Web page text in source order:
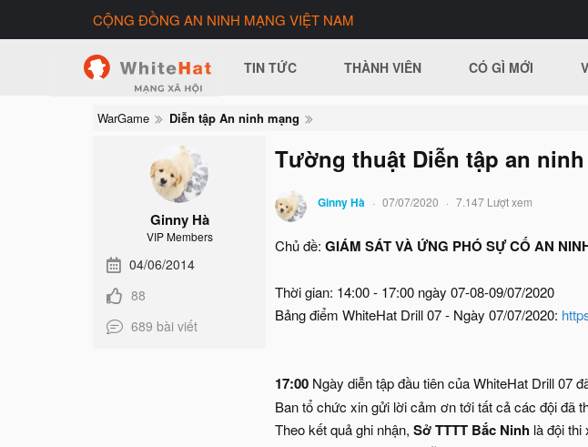
CỘNG ĐỒNG AN NINH MẠNG VIỆT NAM
TIN TỨC THÀNH VIÊN CÓ GÌ MỚI
WarGame Diễn tập An ninh mạng
Ginny Hà
VIP Members
04/06/2014
88
689 bài viết
Tường thuật Diễn tập an
Ginny Hà 07/07/2020 7.147 Lượt xem
Chủ đề: GIÁM SÁT VÀ ỨNG PHÓ SỰ CỐ AN
Thời gian: 14:00 - 17:00 ngày 07-08-09/07/2020
Bảng điểm WhiteHat Drill 07 - Ngày 07/07/2020:
17:00 Ngày diễn tập đầu tiên của WhiteHat Drill 07
Ban tổ chức xin gửi lời cảm ơn tới tất cả các đội đã
Theo kết quả ghi nhận, Sở TTTT Bắc Ninh là đội thi